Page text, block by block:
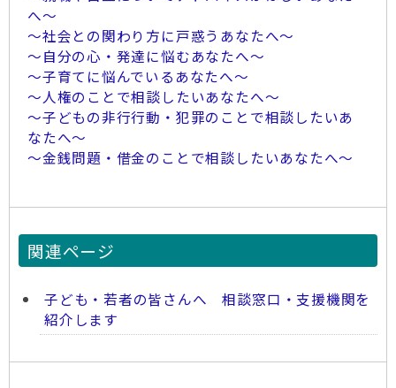
へ～
～社会との関わり方に戸惑うあなたへ～
～自分の心・発達に悩むあなたへ～
～子育てに悩んでいるあなたへ～
～人権のことで相談したいあなたへ～
～子どもの非行行動・犯罪のことで相談したいあ
なたへ～
～金銭問題・借金のことで相談したいあなたへ～
関連ページ
子ども・若者の皆さんへ 相談窓口・支援機関を
紹介します